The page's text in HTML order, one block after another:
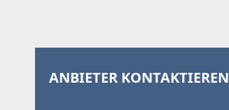
ANBIETER KONTAKTIEREN